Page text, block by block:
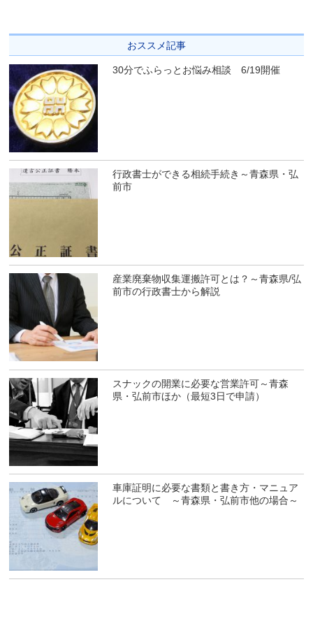
おススメ記事
30分でふらっとお悩み相談 6/19開催
行政書士ができる相続手続き～青森県・弘
前市
産業廃棄物収集運搬許可とは？～青森県/弘
前市の行政書士から解説
スナックの開業に必要な営業許可～青森
県・弘前市ほか（最短3日で申請）
車庫証明に必要な書類と書き方・マニュア
ルについて ～青森県・弘前市他の場合～